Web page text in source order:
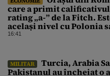
care a primit
rating „a-” de la Fitch.
același nivel cu Polonia
16:41
MILITAR
Turcia, Arabia
Pakistanul au încheiat o